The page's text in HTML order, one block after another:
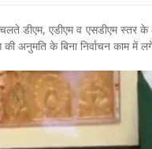
एडीएम व एसडीएम स्तर के
अनुमति के बिना निर्वाचन काम में